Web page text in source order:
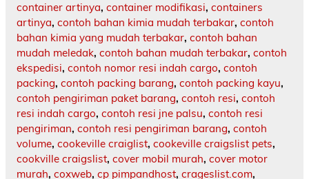
container artinya, container modifikasi, containers
artinya, contoh bahan kimia mudah terbakar, contoh
bahan kimia yang mudah terbakar, contoh bahan
mudah meledak, contoh bahan mudah terbakar, contoh
ekspedisi, contoh nomor resi indah cargo, contoh
packing, contoh packing barang, contoh packing kayu,
contoh pengiriman paket barang, contoh resi, contoh
resi indah cargo, contoh resi jne palsu, contoh resi
pengiriman, contoh resi pengiriman barang, contoh
volume, cookeville craiglist, cookeville craigslist pets,
cookville craigslist, cover mobil murah, cover motor
murah, coxweb, cp pimpandhost, crageslist.com,